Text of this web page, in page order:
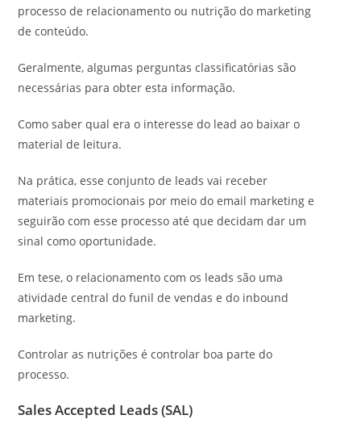
processo de relacionamento ou nutrição do marketing
de conteúdo.
Geralmente, algumas perguntas classificatórias são
necessárias para obter esta informação.
Como saber qual era o interesse do lead ao baixar o
material de leitura.
Na prática, esse conjunto de leads vai receber
materiais promocionais por meio do email marketing e
seguirão com esse processo até que decidam dar um
sinal como oportunidade.
Em tese, o relacionamento com os leads são uma
atividade central do funil de vendas e do inbound
marketing.
Controlar as nutrições é controlar boa parte do
processo.
Sales Accepted Leads (SAL)